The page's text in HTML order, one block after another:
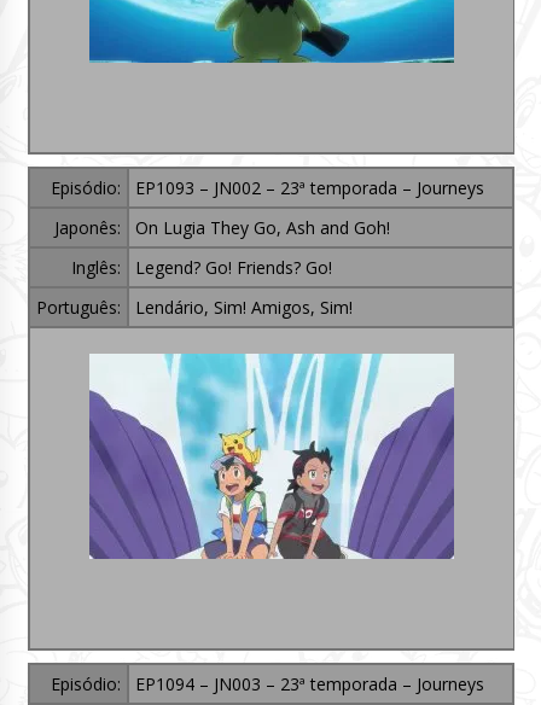
Episódio:
EP1093 – JN002 – 23ª temporada – Journeys
Japonês:
On Lugia They Go, Ash and Goh!
Inglês:
Legend? Go! Friends? Go!
Português:
Lendário, Sim! Amigos, Sim!
Episódio: EP1094 – JN003 – 23ª temporada – Journeys